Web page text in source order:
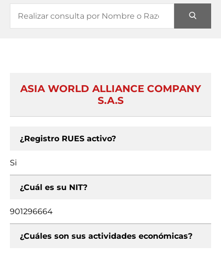
ASIA WORLD ALLIANCE COMPANY
S.A.S
¿Registro RUES activo?
Si
¿Cuál es su NIT?
901296664
¿Cuáles son sus actividades económicas?